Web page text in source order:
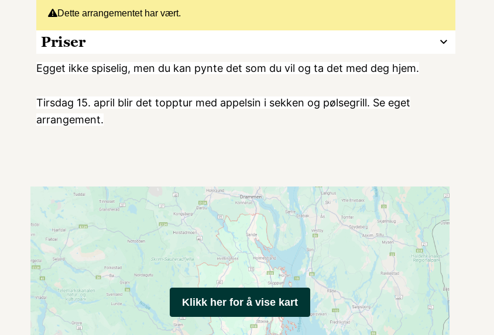
Dette arrangementet har vært.
Priser
Egget ikke spiselig, men du kan pynte det som du vil og ta det med deg hjem.
Tirsdag 15. april blir det topptur med appelsin i sekken og pølsegrill. Se eget
arrangement.
Klikk her for å vise kart